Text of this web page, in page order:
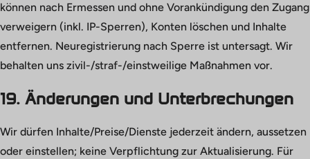
können nach Ermessen und ohne Vorankündigung den Zugang
verweigern (inkl. IP-Sperren), Konten löschen und Inhalte
entfernen. Neuregistrierung nach Sperre ist untersagt. Wir
behalten uns zivil-/straf-/einstweilige Maßnahmen vor.
19. Änderungen und Unterbrechungen
Wir dürfen Inhalte/Preise/Dienste jederzeit ändern, aussetzen
oder einstellen; keine Verpflichtung zur Aktualisierung. Für